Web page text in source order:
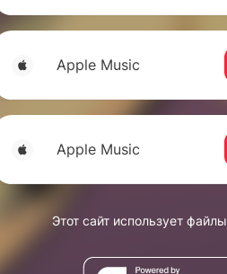
Apple Music
Apple Music
Этот сайт использует файлы